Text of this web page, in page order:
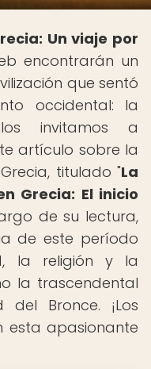
Un viaje por
encontrarán un
que sentó
occidental: la
invitamos a
artículo sobre la
titulado "La
Grecia: El inicio
de su lectura,
de este período
la religión y la
la trascendental
Bronce. ¡Los
esta apasionante